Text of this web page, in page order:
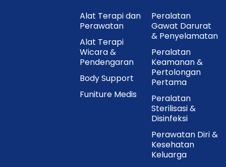
Alat Terapi dan
Perawatan
Alat Terapi
Wicara &
Pendengaran
Body Support
Funiture Medis
Peralatan
Gawat Darurat
& Penyelamatan
Peralatan
Keamanan &
Pertolongan
Pertama
Peralatan
Sterilisasi &
Disinfeksi
Perawatan Diri &
Kesehatan
Keluarga